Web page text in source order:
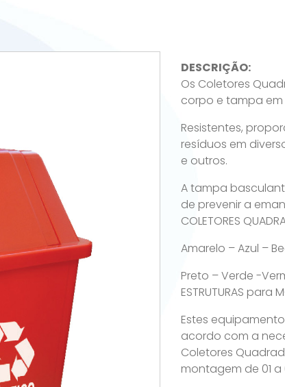
DESCRIÇÃO:
Os Coletores
corpo e tampa
Resistentes,
resíduos em
e outros.
A tampa
de prevenir a
COLETORES
Amarelo – Azul –
Preto – Verde -
ESTRUTURAS para
Estes
acordo com a
Coletores
montagem de 01